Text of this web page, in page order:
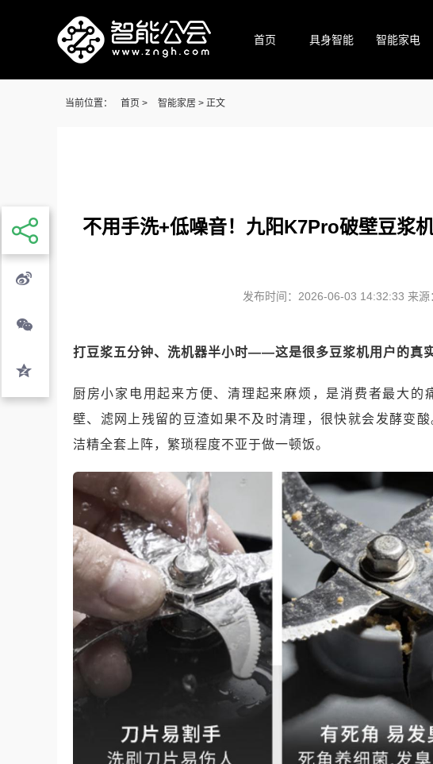
首页 具身智能 智能家电
当前位置： 首页 > 智能家居 > 正文
不用手洗+低噪音！九阳K7Pro破壁豆浆
发布时间：2026-06-03 14:32:33 来源
打豆浆五分钟、洗机器半小时——这是很多豆浆机用户的真实
厨房小家电用起来方便、清理起来麻烦，是消费者最大的
壁、滤网上残留的豆渣如果不及时清理，很快就会发酵变
洁精全套上阵，繁琐程度不亚于做一顿饭。